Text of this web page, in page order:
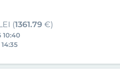
(1361.79 €)
10:40